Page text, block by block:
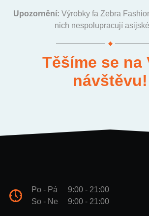
Upozornění: Výrobky fa Zebra
nich nespolupracují
Těšíme se na
návštěvu!
Po - Pá
9:00 - 21:00
So - Ne
9:00 - 21:00